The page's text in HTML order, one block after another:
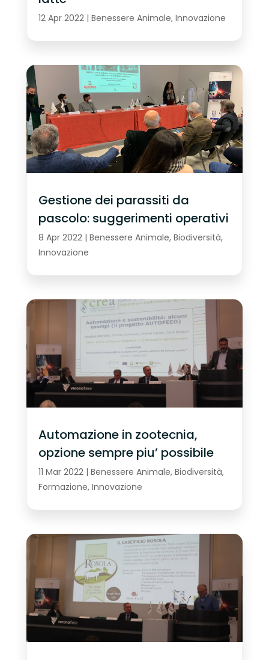
12 Apr 2022| Benessere Animale, Innovazione
Gestione dei parassiti da
pascolo: suggerimenti operativi
8 Apr 2022| Benessere Animale, Biodiversità,
Innovazione
Automazione in zootecnia,
opzione sempre piu’ possibile
11 Mar 2022| Benessere Animale, Biodiversità,
Formazione, Innovazione